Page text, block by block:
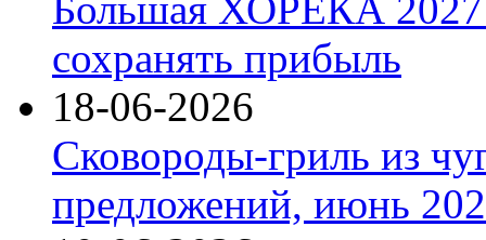
сохранять прибыль
18-06-2026
Сковороды-гриль из
предложений, июнь